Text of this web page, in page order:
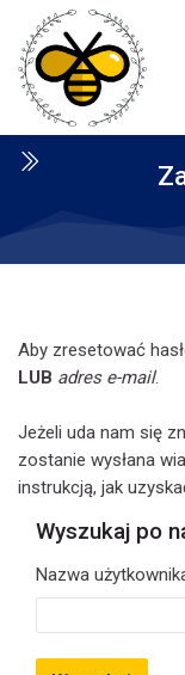
Skip to navigation
Skip to login form
Przejdź do głównej
Skip to footer
Aby zresetować
LUB adres e-mail.
Jeżeli uda nam się
zostanie wysłana
instrukcją, jak
Wyszukaj
Wyszukaj po
Nazwa